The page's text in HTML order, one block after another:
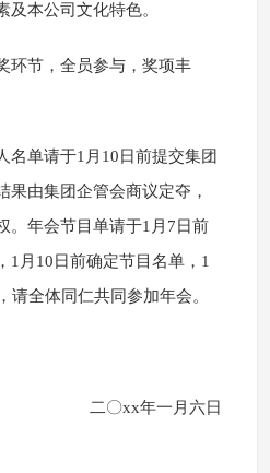
及本公司文化特色。
环节，全员参与，奖项丰
名单请于1月10日前提交集团
果由集团企管会商议定夺，
。年会节目单请于1月7日前
1月10日前确定节目名单，1
请全体同仁共同参加年会。
二〇xx年一月六日